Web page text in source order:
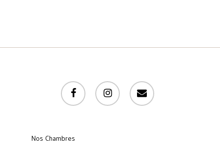
facebook instagram email
Nos Chambres